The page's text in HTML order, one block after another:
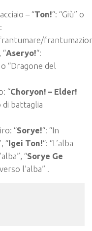
– “Ton!“: “Giù” o
“Aseryo!“:
“Dragone del
“Choryon! – Elder!
di battaglia
“Sorye!“: “In
“Igei Ton!“: “L’alba
“Sorye Ge
l’alba” .